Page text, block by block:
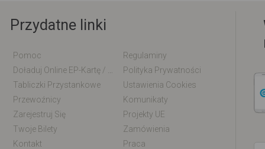
Przydatne linki
Pomoc
Regulaminy
Polityka Prywatności
Tabliczki Przystankowe
Ustawienia Cookies
Przewoźnicy
Komunikaty
Zarejestruj Się
Projekty UE
Twoje Bilety
Zamówienia
Kontakt
Praca